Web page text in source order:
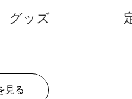
グッズ
見る